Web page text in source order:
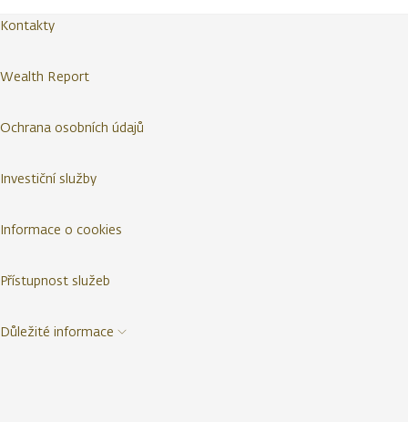
Kontakty
Wealth Report
Ochrana osobních údajů
Investiční služby
Informace o cookies
Přístupnost služeb
Důležité informace